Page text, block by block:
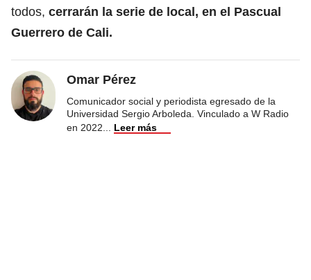
todos, cerrarán la serie de local, en el Pascual
Guerrero de Cali.
Omar Pérez
Comunicador social y periodista egresado de la
Universidad Sergio Arboleda. Vinculado a W Radio
en 2022
Leer más